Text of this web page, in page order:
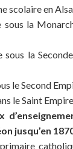
en
la
la
le Second
le Saint
jusqu’en